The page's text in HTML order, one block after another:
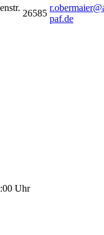
26585
paf.de
Uhr